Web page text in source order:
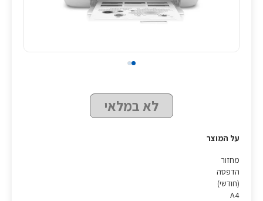
לא במלאי
על המוצר
מחזור
הדפסה
(חודשי)
A4